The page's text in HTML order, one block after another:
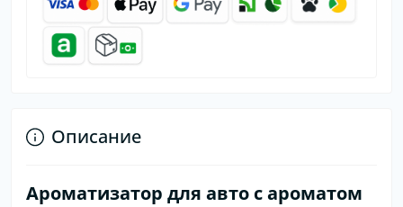
Описание
Ароматизатор для авто с ароматом